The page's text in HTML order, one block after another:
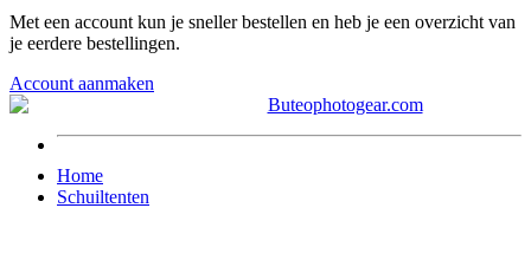
Met een account kun je sneller bestellen en heb je een overzicht van
je eerdere bestellingen.
Account aanmaken
Home
Schuiltenten